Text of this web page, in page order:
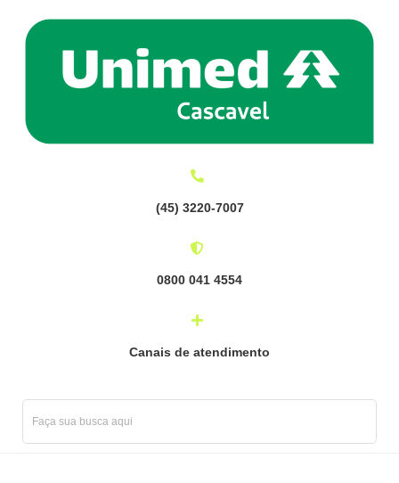
(45) 3220-7007
0800 041 4554
Canais de atendimento